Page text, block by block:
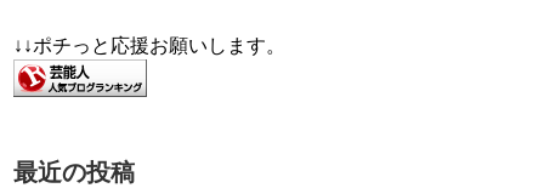
↓↓ポチっと応援お願いします。
最近の投稿